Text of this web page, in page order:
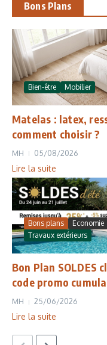
Bons Plans
Bien-être Mobilier
Matelas : latex,
comment choisir ?
MH 05/08/2026
Lire la suite
Bons plans Economie
Travaux extérieurs
Bon Plan SOLDES
code promo
MH 25/06/2026
Lire la suite